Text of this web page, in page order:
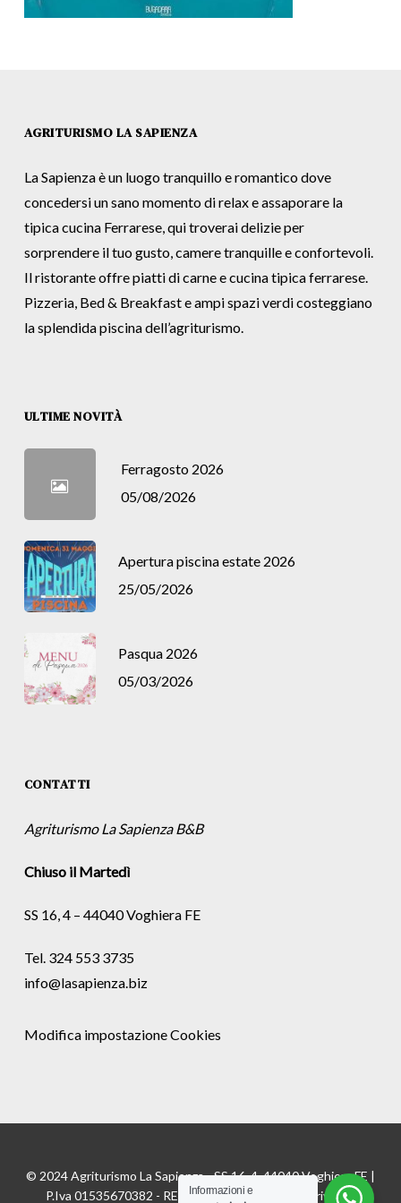
AGRITURISMO LA SAPIENZA
La Sapienza è un luogo tranquillo e romantico dove
concedersi un sano momento di relax e assaporare la
tipica cucina Ferrarese, qui troverai delizie per
sorprendere il tuo gusto, camere tranquille e confortevoli.
Il ristorante offre piatti di carne e cucina tipica ferrarese.
Pizzeria, Bed & Breakfast e ampi spazi verdi costeggiano
la splendida piscina dell’agriturismo.
ULTIME NOVITÀ
Ferragosto 2026
05/08/2026
Apertura piscina estate 2026
25/05/2026
Pasqua 2026
05/03/2026
CONTATTI
Agriturismo La Sapienza B&B
Chiuso il Martedì
SS 16, 4 – 44040 Voghiera FE
Tel. 324 553 3735
info@lasapienza.biz
Modifica impostazione Cookies
© 2024 Agriturismo La Sapienza - SS 16, 4, 44040 Voghiera FE |
P.Iva 01535670382 - REA FE175811 |
Privacy|
Informazioni e